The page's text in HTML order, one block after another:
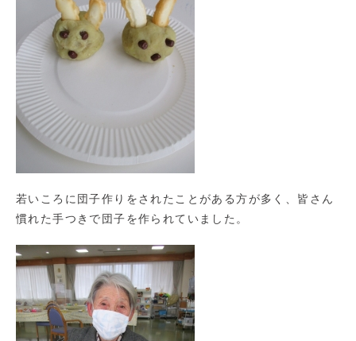
若いころに団子作りをされたことがある方が多く、皆さん
慣れた手つきで団子を作られていました。